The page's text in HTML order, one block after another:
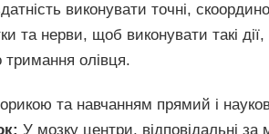
виконувати точні,
та нерви, щоб виконувати такі дії,
олівця.
та навчанням прямий і
У мозку центри, відповідальні за